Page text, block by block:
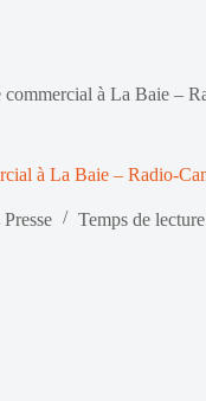
à La Baie –
à La Baie – Radio-
Presse Temps de lecture